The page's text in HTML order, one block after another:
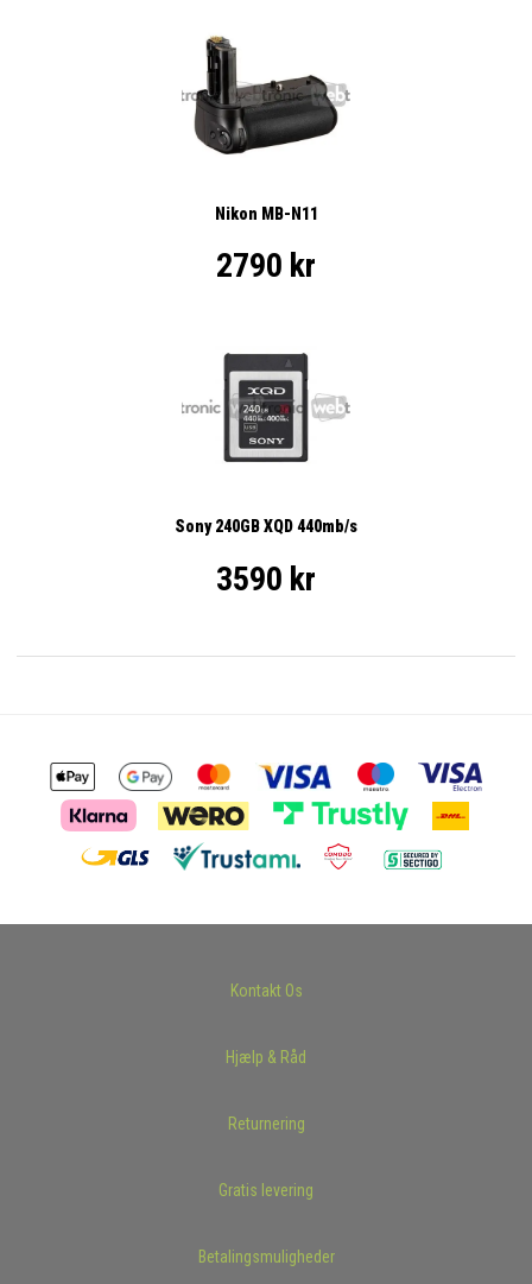
Nikon MB-N11
2790 kr
Sony 240GB XQD 440mb/s
3590 kr
Kontakt Os
Hjælp & Råd
Returnering
Gratis levering
Betalingsmuligheder